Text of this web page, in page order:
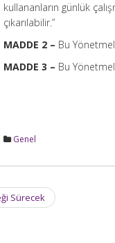
kullananların günlük
çıkarılabilir.”
MADDE 2 – Bu
MADDE 3 – Bu
Genel
Sürecek